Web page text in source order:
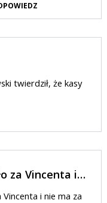
twierdził, że kasy
za Vincenta i…
Vincenta i nie ma za